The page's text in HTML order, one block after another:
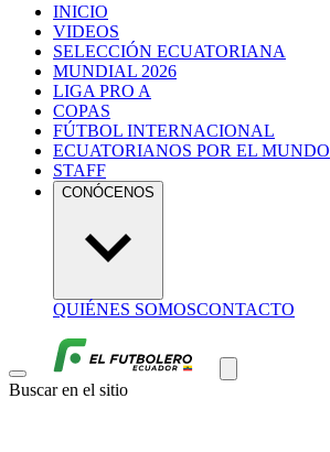
INICIO
VIDEOS
SELECCIÓN ECUATORIANA
MUNDIAL 2026
LIGA PRO A
COPAS
FÚTBOL INTERNACIONAL
ECUATORIANOS POR EL MUNDO
STAFF
CONÓCENOS
QUIÉNES SOMOSCONTACTO
Buscar en el sitio